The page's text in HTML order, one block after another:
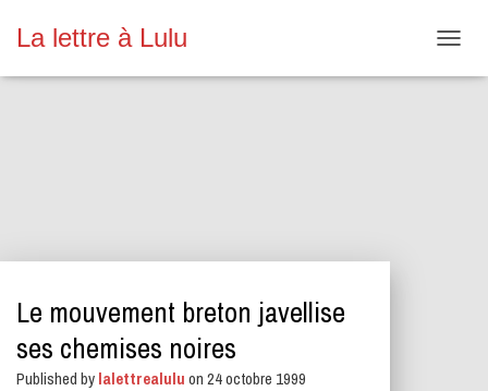
La lettre à Lulu
U
Le mouvement breton javellise
ses chemises noires
Published bylalettrealuluon24 octobre 1999